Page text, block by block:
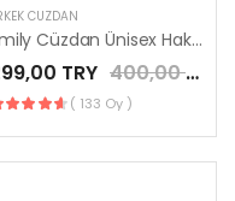
CÜZDAN
Emily Cüzdan Ünisex Hakiki Deri Taba Renk
TRY 400,00 TRY
( 133 Oy )